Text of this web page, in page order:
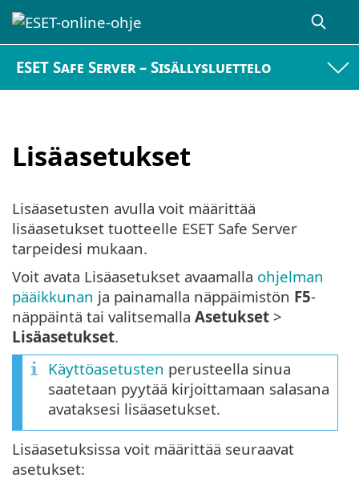
ESET Safe Server – Sisällysluettelo
Lisäasetukset
Lisäasetusten avulla voit määrittää
lisäasetukset tuotteelle ESET Safe Server
tarpeidesi mukaan.
Voit avata Lisäasetukset avaamalla ohjelman
pääikkunan ja painamalla näppäimistön F5-
näppäintä tai valitsemalla Asetukset >
Lisäasetukset.
Käyttöasetusten perusteella sinua
saatetaan pyytää kirjoittamaan salasana
avataksesi lisäasetukset.
Lisäasetuksissa voit määrittää seuraavat
asetukset: